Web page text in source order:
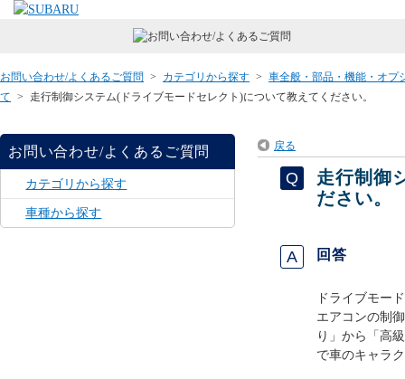
お問い合わせ/よくあるご質問 > カテゴリから探す > 車全般・部品・機能・オプ
て > 走行制御システム(ドライブモードセレクト)について教えてください。
お問い合わせ/よくあるご質問
カテゴリから探す
車種から探す
戻る
走行制御
ださい。
回答
ドライブモー
エアコンの制
り」から「高
で車のキャラ